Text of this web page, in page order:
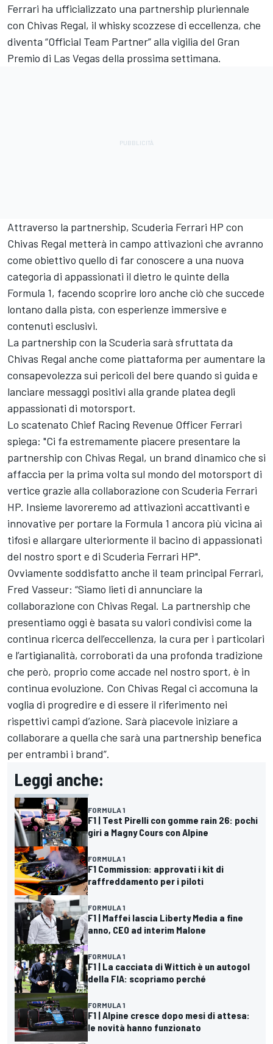
Ferrari ha ufficializzato una partnership pluriennale
con Chivas Regal, il whisky scozzese di eccellenza, che
diventa “Official Team Partner” alla vigilia del Gran
Premio di Las Vegas della prossima settimana.
Attraverso la partnership, Scuderia Ferrari HP con
Chivas Regal metterà in campo attivazioni che avranno
come obiettivo quello di far conoscere a una nuova
categoria di appassionati il dietro le quinte della
Formula 1, facendo scoprire loro anche ciò che succede
lontano dalla pista, con esperienze immersive e
contenuti esclusivi.
La partnership con la Scuderia sarà sfruttata da
Chivas Regal anche come piattaforma per aumentare la
consapevolezza sui pericoli del bere quando si guida e
lanciare messaggi positivi alla grande platea degli
appassionati di motorsport.
Lo scatenato Chief Racing Revenue Officer Ferrari
spiega: "Ci fa estremamente piacere presentare la
partnership con Chivas Regal, un brand dinamico che si
affaccia per la prima volta sul mondo del motorsport di
vertice grazie alla collaborazione con Scuderia Ferrari
HP. Insieme lavoreremo ad attivazioni accattivanti e
innovative per portare la Formula 1 ancora più vicina ai
tifosi e allargare ulteriormente il bacino di appassionati
del nostro sport e di Scuderia Ferrari HP".
Ovviamente soddisfatto anche il team principal Ferrari,
Fred Vasseur: “Siamo lieti di annunciare la
collaborazione con Chivas Regal. La partnership che
presentiamo oggi è basata su valori condivisi come la
continua ricerca dell’eccellenza, la cura per i particolari
e l’artigianalità, corroborati da una profonda tradizione
che però, proprio come accade nel nostro sport, è in
continua evoluzione. Con Chivas Regal ci accomuna la
voglia di progredire e di essere il riferimento nei
rispettivi campi d’azione. Sarà piacevole iniziare a
collaborare a quella che sarà una partnership benefica
per entrambi i brand”.
Leggi anche:
FORMULA 1
F1 | Test Pirelli con gomme rain 26: pochi
giri a Magny Cours con Alpine
FORMULA 1
F1 Commission: approvati i kit di
raffreddamento per i piloti
FORMULA 1
F1 | Maffei lascia Liberty Media a fine
anno, CEO ad interim Malone
FORMULA 1
F1 | La cacciata di Wittich è un autogol
della FIA: scopriamo perché
FORMULA 1
F1 | Alpine cresce dopo mesi di attesa:
le novità hanno funzionato